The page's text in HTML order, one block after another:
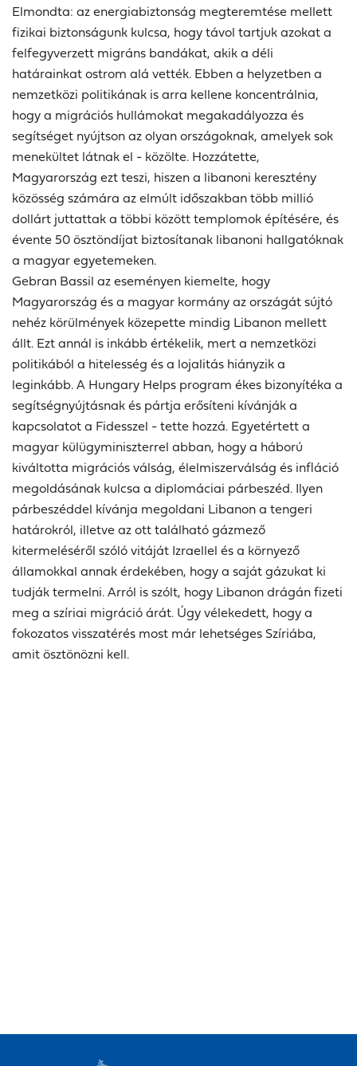
Elmondta: az energiabiztonság megteremtése mellett
fizikai biztonságunk kulcsa, hogy távol tartjuk azokat a
felfegyverzett migráns bandákat, akik a déli
határainkat ostrom alá vették. Ebben a helyzetben a
nemzetközi politikának is arra kellene koncentrálnia,
hogy a migrációs hullámokat megakadályozza és
segítséget nyújtson az olyan országoknak, amelyek sok
menekültet látnak el - közölte. Hozzátette,
Magyarország ezt teszi, hiszen a libanoni keresztény
közösség számára az elmúlt időszakban több millió
dollárt juttattak a többi között templomok építésére, és
évente 50 ösztöndíjat biztosítanak libanoni hallgatóknak
a magyar egyetemeken.
Gebran Bassil az eseményen kiemelte, hogy
Magyarország és a magyar kormány az országát sújtó
nehéz körülmények közepette mindig Libanon mellett
állt. Ezt annál is inkább értékelik, mert a nemzetközi
politikából a hitelesség és a lojalitás hiányzik a
leginkább. A Hungary Helps program ékes bizonyítéka a
segítségnyújtásnak és pártja erősíteni kívánják a
kapcsolatot a Fidesszel - tette hozzá. Egyetértett a
magyar külügyminiszterrel abban, hogy a háború
kiváltotta migrációs válság, élelmiszerválság és infláció
megoldásának kulcsa a diplomáciai párbeszéd. Ilyen
párbeszéddel kívánja megoldani Libanon a tengeri
határokról, illetve az ott található gázmező
kitermeléséről szóló vitáját Izraellel és a környező
államokkal annak érdekében, hogy a saját gázukat ki
tudják termelni. Arról is szólt, hogy Libanon drágán fizeti
meg a szíriai migráció árát. Úgy vélekedett, hogy a
fokozatos visszatérés most már lehetséges Szíriába,
amit ösztönözni kell.